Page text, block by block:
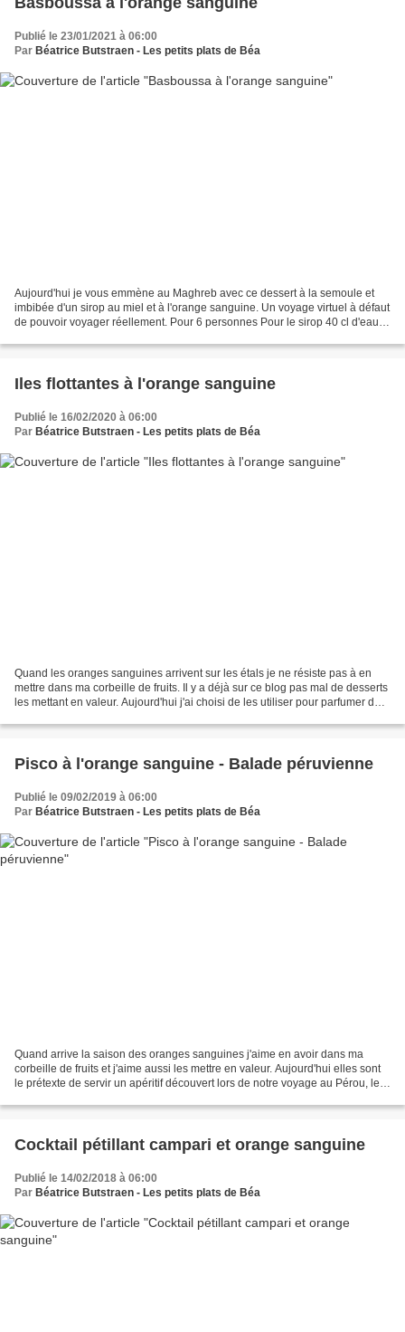
Publié le 23/01/2021 à 06:00
Par Béatrice Butstraen - Les petits plats de Béa
Aujourd'hui je vous emmène au Maghreb avec ce dessert à la semoule et
imbibée d'un sirop au miel et à l'orange sanguine. Un voyage virtuel à défaut
de pouvoir voyager réellement. Pour 6 personnes Pour le sirop 40 cl d'eau
Iles flottantes à l'orange sanguine
Publié le 16/02/2020 à 06:00
Par Béatrice Butstraen - Les petits plats de Béa
Quand les oranges sanguines arrivent sur les étals je ne résiste pas à en
mettre dans ma corbeille de fruits. Il y a déjà sur ce blog pas mal de desserts
les mettant en valeur. Aujourd'hui j'ai choisi de les utiliser pour parfumer des
Pisco à l'orange sanguine - Balade péruvienne
Publié le 09/02/2019 à 06:00
Par Béatrice Butstraen - Les petits plats de Béa
Quand arrive la saison des oranges sanguines j'aime en avoir dans ma
corbeille de fruits et j'aime aussi les mettre en valeur. Aujourd'hui elles sont
le prétexte de servir un apéritif découvert lors de notre voyage au Pérou, le
Cocktail pétillant campari et orange sanguine
Publié le 14/02/2018 à 06:00
Par Béatrice Butstraen - Les petits plats de Béa